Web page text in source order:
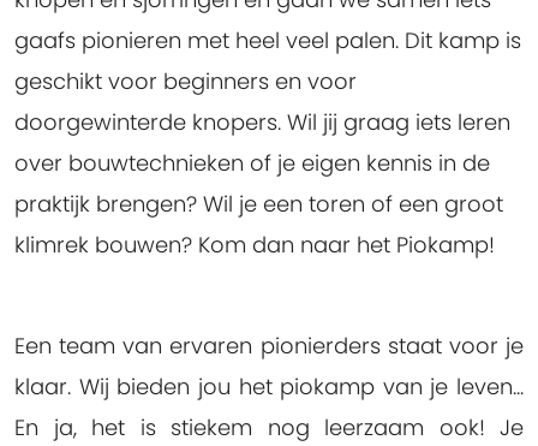
gaafs pionieren met heel veel palen. Dit kamp is
geschikt voor beginners en voor
doorgewinterde knopers. Wil jij graag iets leren
over bouwtechnieken of je eigen kennis in de
praktijk brengen? Wil je een toren of een groot
klimrek bouwen? Kom dan naar het Piokamp!
Een team van ervaren pionierders staat voor je
klaar. Wij bieden jou het piokamp van je leven...
En ja, het is stiekem nog leerzaam ook! Je